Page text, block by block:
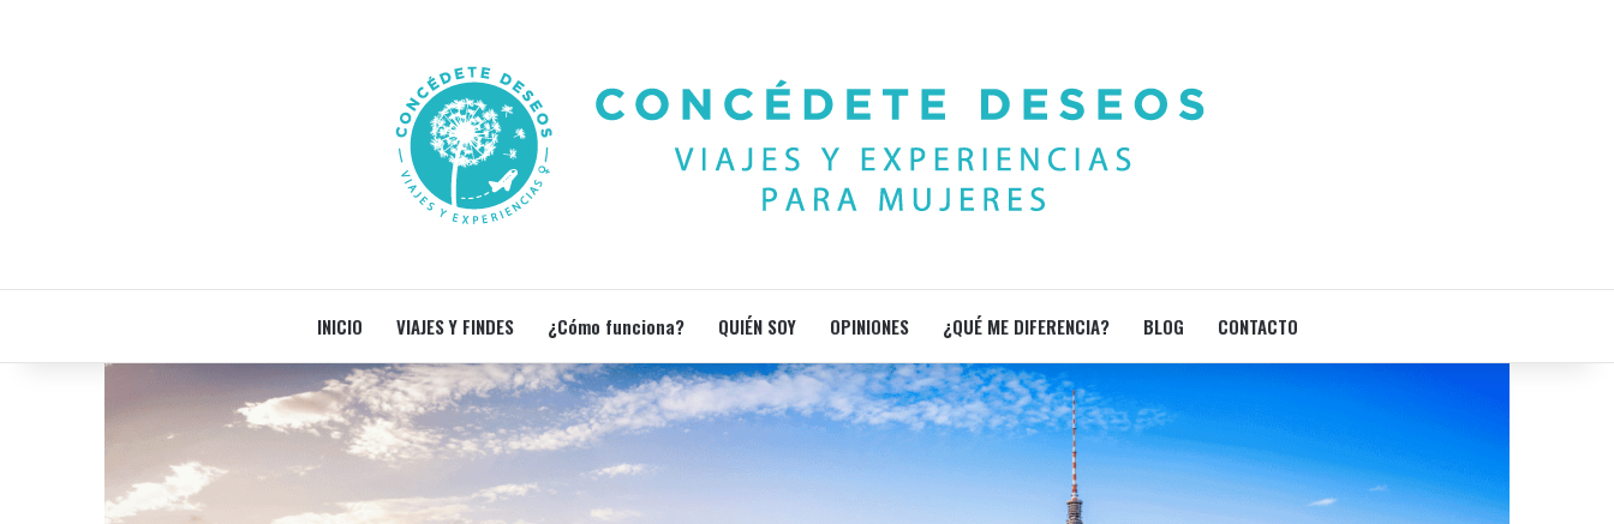
INICIO VIAJES Y FINDES ¿Cómo funciona? QUIÉN SOY OPINIONES ¿QUÉ ME DIFERENCIA? BLOG CONTACTO